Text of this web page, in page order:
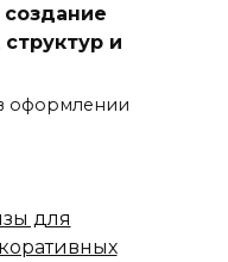
и
оформлении